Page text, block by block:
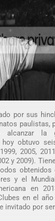
por sus
paulistas,
alcanzar la
obtuvo
2005,
y 2009).
obtenidos
y el
en
en el año
invitado por